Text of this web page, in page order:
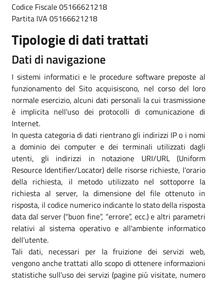
Codice Fiscale 05166621218
Partita IVA 05166621218
Tipologie di dati trattati
Dati di navigazione
I sistemi informatici e le procedure software preposte al
funzionamento del Sito acquisiscono, nel corso del loro
normale esercizio, alcuni dati personali la cui trasmissione
è implicita nell'uso dei protocolli di comunicazione di
Internet.
In questa categoria di dati rientrano gli indirizzi IP o i nomi
a dominio dei computer e dei terminali utilizzati dagli
utenti, gli indirizzi in notazione URI/URL (Uniform
Resource Identifier/Locator) delle risorse richieste, l'orario
della richiesta, il metodo utilizzato nel sottoporre la
richiesta al server, la dimensione del file ottenuto in
risposta, il codice numerico indicante lo stato della risposta
data dal server (“buon fine”, “errore”, ecc.) e altri parametri
relativi al sistema operativo e all'ambiente informatico
dell'utente.
Tali dati, necessari per la fruizione dei servizi web,
vengono anche trattati allo scopo di ottenere informazioni
statistiche sull'uso dei servizi (pagine più visitate, numero